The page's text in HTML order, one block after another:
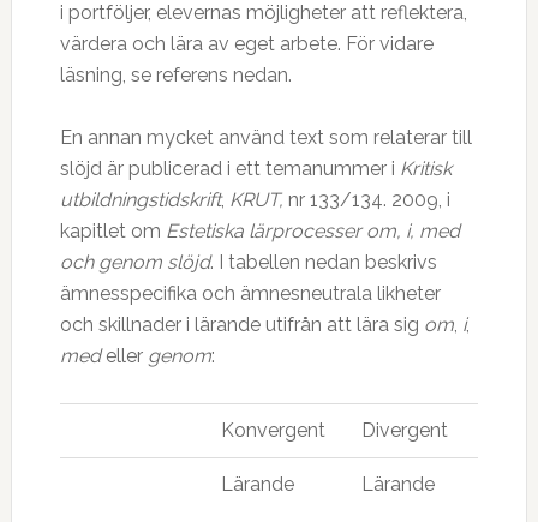
i portföljer, elevernas möjligheter att reflektera,
värdera och lära av eget arbete. För vidare
läsning, se referens nedan.
En annan mycket använd text som relaterar till
slöjd är publicerad i ett temanummer i Kritisk
utbildningstidskrift, KRUT, nr 133/134. 2009, i
kapitlet om Estetiska lärprocesser om, i, med
och genom slöjd. I tabellen nedan beskrivs
ämnesspecifika och ämnesneutrala likheter
och skillnader i lärande utifrån att lära sig om, i,
medeller genom:
Konvergent Divergent
Lärande Lärande